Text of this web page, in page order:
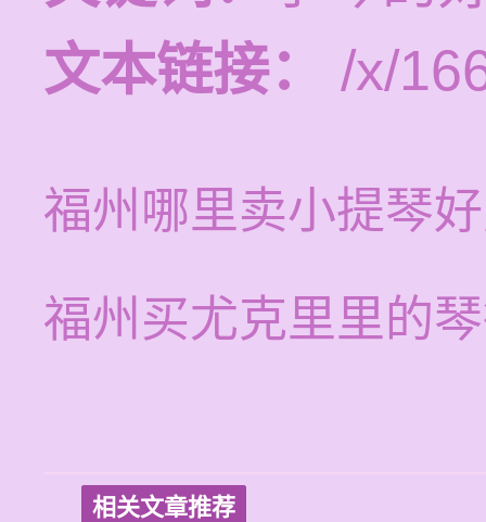
文本链接：
/x/
福州哪里卖小提琴
福州买尤克里里的
相关文章推荐